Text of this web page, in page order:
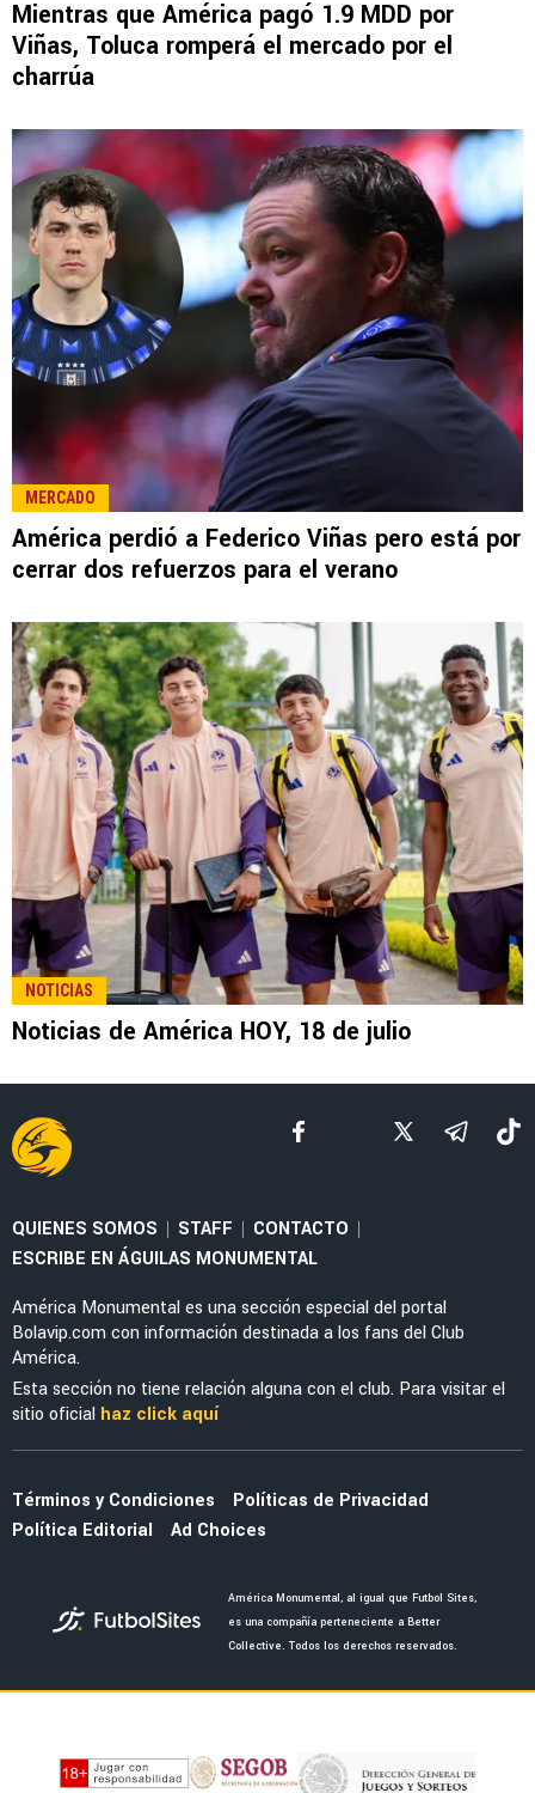
Mientras que América pagó 1.9 MDD por
Viñas, Toluca romperá el mercado por el
charrúa
MERCADO
América perdió a Federico Viñas pero está por
cerrar dos refuerzos para el verano
NOTICIAS
Noticias de América HOY, 18 de julio
QUIENES SOMOS | STAFF | CONTACTO |
ESCRIBE EN ÁGUILAS MONUMENTAL
América Monumental es una sección especial del portal
Bolavip.com con información destinada a los fans del Club
América.
Esta sección no tiene relación alguna con el club. Para visitar el
sitio oficial haz click aquí
Términos y Condiciones
Políticas de Privacidad
Política Editorial
Ad Choices
América Monumental, al igual que Futbol Sites,
es una compañía perteneciente a Better
Collective. Todos los derechos reservados.